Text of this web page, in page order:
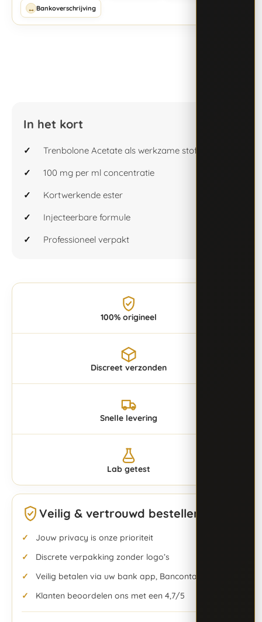
↔Bankoverschrijving
In het kort
Trenbolone Acetate als werkzame stof
100 mg per ml concentratie
Kortwerkende ester
Injecteerbare formule
Professioneel verpakt
100% origineel
Discreet verzonden
Snelle levering
Lab getest
Veilig & vertrouwd bestellen
Jouw privacy is onze prioriteit
Discrete verpakking zonder logo’s
Veilig betalen via uw bank app, Bancontact & meer
Klanten beoordelen ons met een 4,7/5